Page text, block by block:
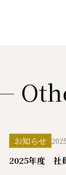
お知らせ
2025年度 社